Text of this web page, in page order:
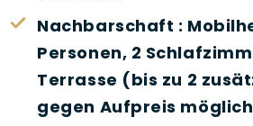
Nachbarschaft :
Personen, 2
Terrasse (bis zu 2
gegen Aufpreis